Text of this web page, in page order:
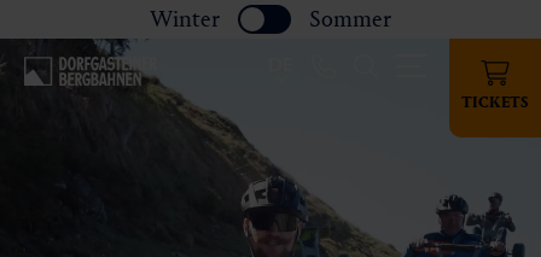
TICKETS
Winter Sommer